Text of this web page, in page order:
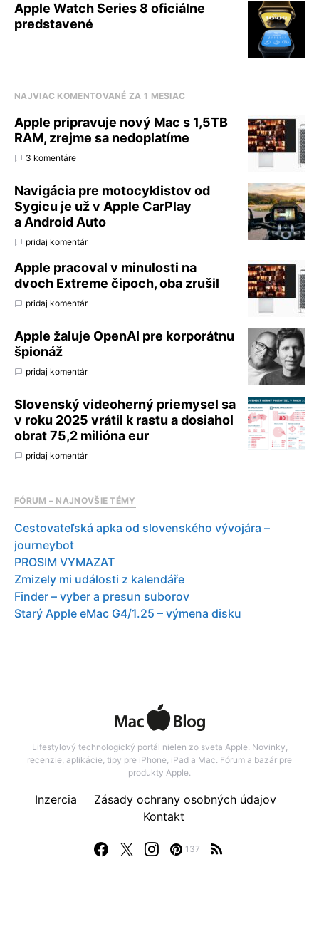
Apple Watch Series 8 oficiálne
predstavené
NAJVIAC KOMENTOVANÉ ZA 1 MESIAC
Apple pripravuje nový Mac s 1,5TB
RAM, zrejme sa nedoplatíme
3 komentáre
Navigácia pre motocyklistov od
Sygicu je už v Apple CarPlay
a Android Auto
pridaj komentár
Apple pracoval v minulosti na
dvoch Extreme čipoch, oba zrušil
pridaj komentár
Apple žaluje OpenAI pre korporátnu
špionáž
pridaj komentár
Slovenský videoherný priemysel sa
v roku 2025 vrátil k rastu a dosiahol
obrat 75,2 milióna eur
pridaj komentár
FÓRUM – NAJNOVŠIE TÉMY
Cestovateľská apka od slovenského vývojára –
journeybot
PROSIM VYMAZAT
Zmizely mi události z kalendáře
Finder – vyber a presun suborov
Starý Apple eMac G4/1.25 – výmena disku
Lifestylový technologický portál nielen zo sveta Apple. Novinky,
recenzie, aplikácie, tipy pre iPhone, iPad a Mac. Fórum a bazár pre
produkty Apple.
137
Inzercia
Zásady ochrany osobných údajov
Kontakt